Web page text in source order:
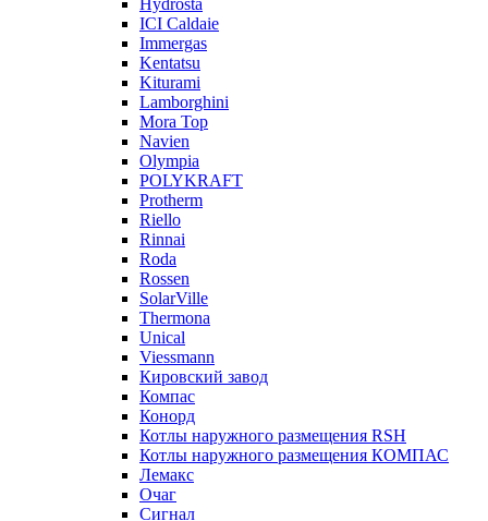
Hydrosta
ICI Caldaie
Immergas
Kentatsu
Kiturami
Lamborghini
Mora Top
Navien
Olympia
POLYKRAFT
Protherm
Riello
Rinnai
Roda
Rossen
SolarVille
Thermona
Unical
Viessmann
Кировский завод
Компас
Конорд
Котлы наружного размещения RSH
Котлы наружного размещения КОМПАС
Лемакс
Очаг
Сигнал